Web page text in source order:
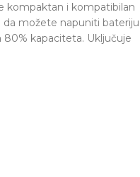
kompaktan i kompatibilan
da možete napuniti bateriju
80% kapaciteta. Uključuje